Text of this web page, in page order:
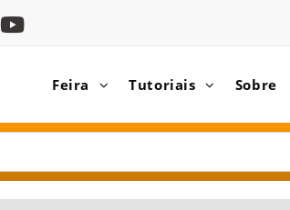
Feira Tutoriais Sobre